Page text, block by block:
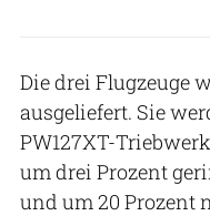
Die drei Flugzeuge
ausgeliefert. Sie
PW127XT-
um drei Prozent
und um 20 Prozent